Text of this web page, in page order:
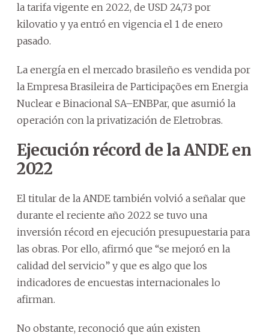
la tarifa vigente en 2022, de USD 24,73 por
kilovatio y ya entró en vigencia el 1 de enero
pasado.
La energía en el mercado brasileño es vendida por
la Empresa Brasileira de Participações em Energia
Nuclear e Binacional SA–ENBPar, que asumió la
operación con la privatización de Eletrobras.
Ejecución récord de la ANDE en
2022
El titular de la ANDE también volvió a señalar que
durante el reciente año 2022 se tuvo una
inversión récord en ejecución presupuestaria para
las obras. Por ello, afirmó que “se mejoró en la
calidad del servicio” y que es algo que los
indicadores de encuestas internacionales lo
afirman.
No obstante, reconoció que aún existen